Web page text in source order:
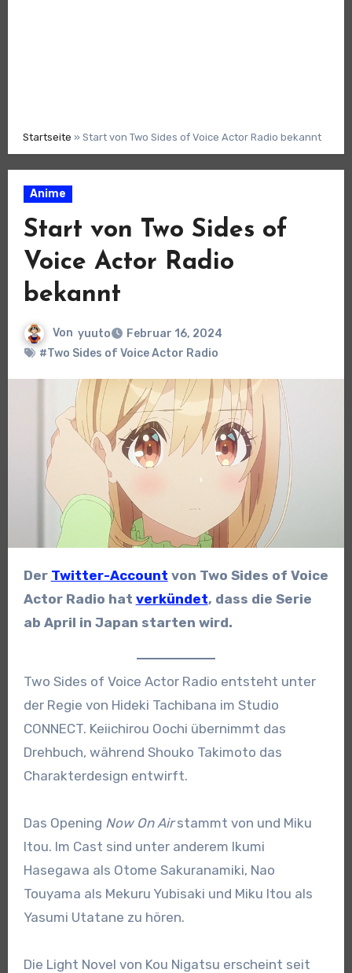
Startseite » Start von Two Sides of Voice Actor Radio bekannt
Anime
Start von Two Sides of
Voice Actor Radio
bekannt
Von yuuto
Februar 16, 2024
#Two Sides of Voice Actor Radio
Der Twitter-Account von Two Sides of Voice
Actor Radio hat verkündet, dass die Serie
ab April in Japan starten wird.
Two Sides of Voice Actor Radio entsteht unter
der Regie von Hideki Tachibana im Studio
CONNECT. Keiichirou Oochi übernimmt das
Drehbuch, während Shouko Takimoto das
Charakterdesign entwirft.
Das Opening Now On Airstammt von und Miku
Itou. Im Cast sind unter anderem Ikumi
Hasegawa als Otome Sakuranamiki, Nao
Touyama als Mekuru Yubisaki und Miku Itou als
Yasumi Utatane zu hören.
Die Light Novel von Kou Nigatsu erscheint seit